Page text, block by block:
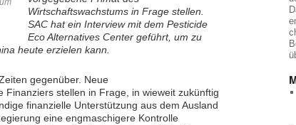
Wirtschaftswachstums in Frage stellen.
SAC hat ein Interview mit dem Pesticide
Eco Alternatives Center geführt, um zu
heute erzielen kann.
gegenüber. Neue
stellen in Frage, in wieweit zukünftig
finanzielle Unterstützung aus dem Ausland
eine engmaschigere Kontrolle